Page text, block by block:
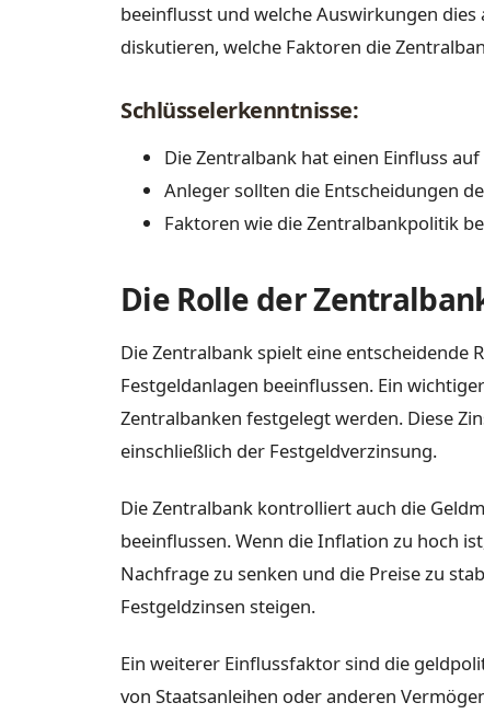
beeinflusst und welche Auswirkungen
diskutieren, welche Faktoren die
Schlüsselerkenntnisse:
Die Zentralbank hat einen Einfluss
Anleger sollten die Entscheidungen
Faktoren wie die Zentralbankpolitik
Die Rolle der
Die Zentralbank spielt eine entscheidende
Festgeldanlagen beeinflussen. Ein
Zentralbanken festgelegt werden. Diese
einschließlich der Festgeldverzinsung.
Die Zentralbank kontrolliert auch die
beeinflussen. Wenn die Inflation zu hoch
Nachfrage zu senken und die Preise zu
Festgeldzinsen steigen.
Ein weiterer Einflussfaktor sind die
von Staatsanleihen oder anderen